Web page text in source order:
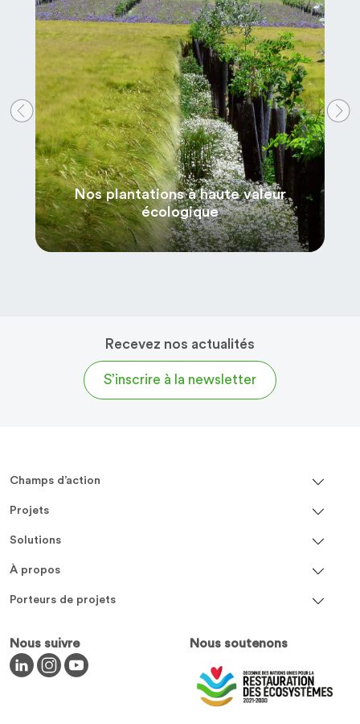
Nos plantations à haute valeur
écologique
Previous
Recevez nos actualités
S’inscrire à la newsletter
Champs d’action
Projets
Solutions
À propos
Porteurs de projets
Nous suivre Nous soutenons